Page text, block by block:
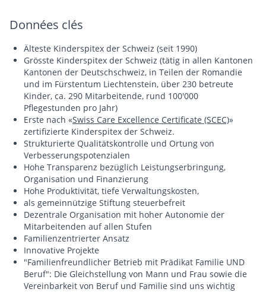
Données clés
Älteste Kinderspitex der Schweiz (seit 1990)
Grösste Kinderspitex der Schweiz (tätig in allen Kantonen
Kantonen der Deutschschweiz, in Teilen der Romandie
und im Fürstentum Liechtenstein, über 230 betreute
Kinder, ca. 290 Mitarbeitende, rund 100'000
Pflegestunden pro Jahr)
Erste nach «Swiss Care Excellence Certificate (SCEC)»
zertifizierte Kinderspitex der Schweiz.
Strukturierte Qualitätskontrolle und Ortung von
Verbesserungspotenzialen
Hohe Transparenz bezüglich Leistungserbringung,
Organisation und Finanzierung
Hohe Produktivität, tiefe Verwaltungskosten,
als gemeinnützige Stiftung steuerbefreit
Dezentrale Organisation mit hoher Autonomie der
Mitarbeitenden auf allen Stufen
Familienzentrierter Ansatz
Innovative Projekte
"Familienfreundlicher Betrieb mit Prädikat Familie UND
Beruf": Die Gleichstellung von Mann und Frau sowie die
Vereinbarkeit von Beruf und Familie sind uns wichtig